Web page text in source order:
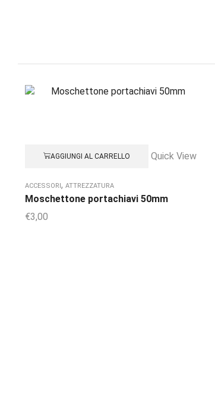
AGGIUNGI AL CARRELLO Quick View
ACCESSORI, ATTREZZATURA
Moschettone portachiavi 50mm
€3,00